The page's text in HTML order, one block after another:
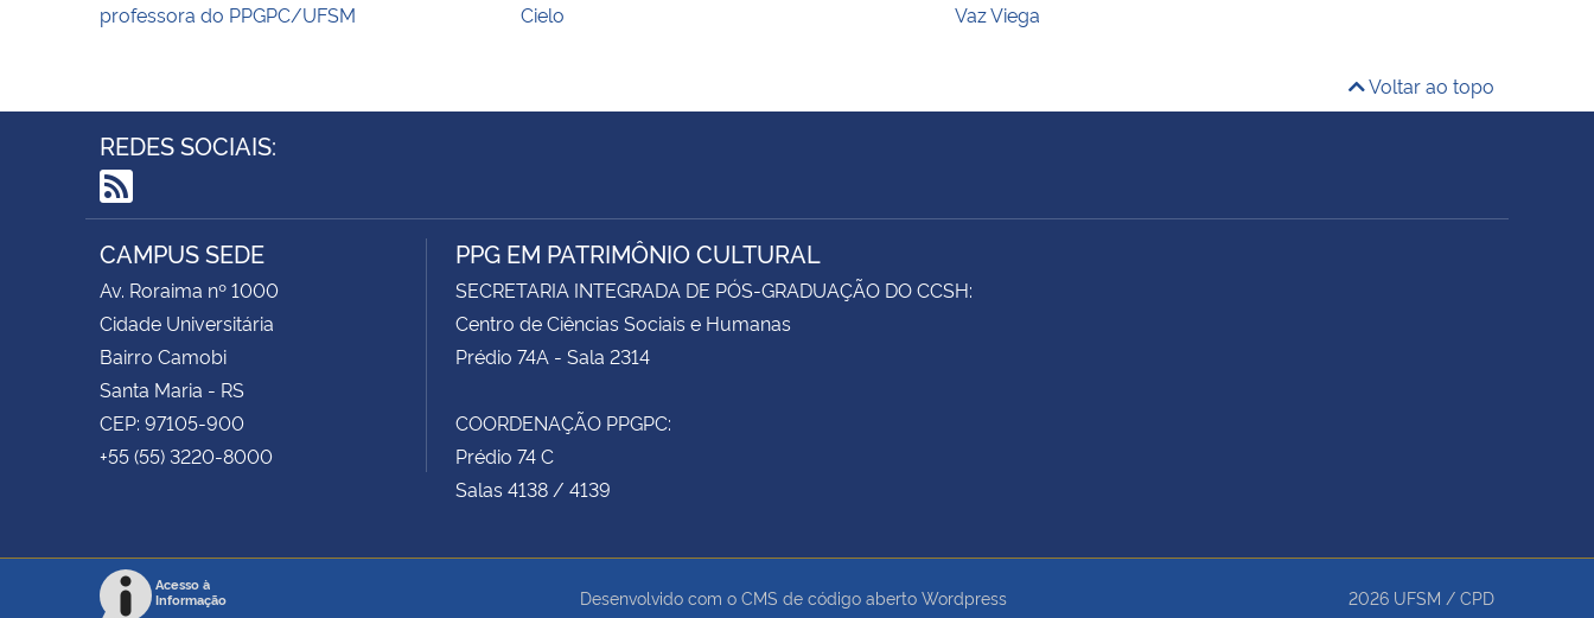
professora do PPGPC/UFSM
Cielo
Vaz Viega
Voltar ao topo
REDES SOCIAIS:
RSS
CAMPUS SEDE
Av. Roraima nº 1000
Cidade Universitária
Bairro Camobi
Santa Maria - RS
CEP: 97105-900
+55 (55) 3220-8000
PPG EM PATRIMÔNIO CULTURAL
SECRETARIA INTEGRADA DE PÓS-GRADUAÇÃO DO CCSH:
Centro de Ciências Sociais e Humanas
Prédio 74A - Sala 2314
COORDENAÇÃO PPGPC:
Prédio 74 C
Salas 4138 / 4139
Acesso à
Informação
Desenvolvido com o CMS de código aberto Wordpress 2026 UFSM / CPD